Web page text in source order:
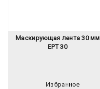
Маскирующая лента 30 мм
EPT 30
Избранное